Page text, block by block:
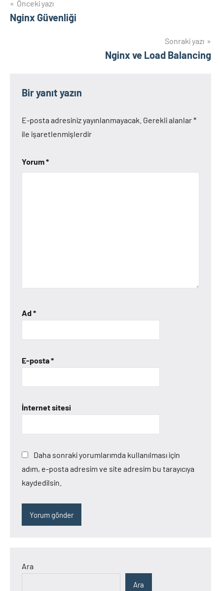
Yazı
gezinmesi
Önceki yazı
Nginx Güvenliği
Sonraki yazı
Nginx ve Load Balancing
Bir yanıt yazın
E-posta adresiniz yayınlanmayacak. Gerekli alanlar*
ile işaretlenmişlerdir
Yorum*
Ad*
E-posta*
İnternet sitesi
Daha sonraki yorumlarımda kullanılması için
adım, e-posta adresim ve site adresim bu tarayıcıya
kaydedilsin.
Ara
Ara